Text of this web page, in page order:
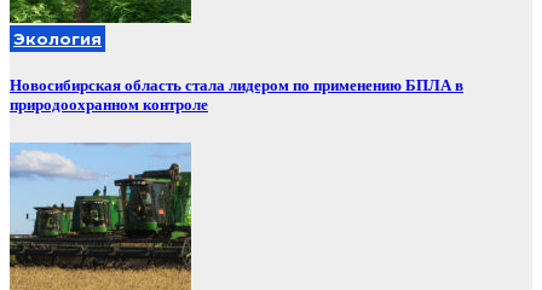
Экология
Новосибирская область стала лидером по применению БПЛА в
природоохранном контроле